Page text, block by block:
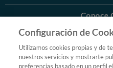
Conoce
Más
© 2026
Configuración de
Utilizamos cookies propias y de
nuestros servicios y mostrarte
preferencias basado en un perfil